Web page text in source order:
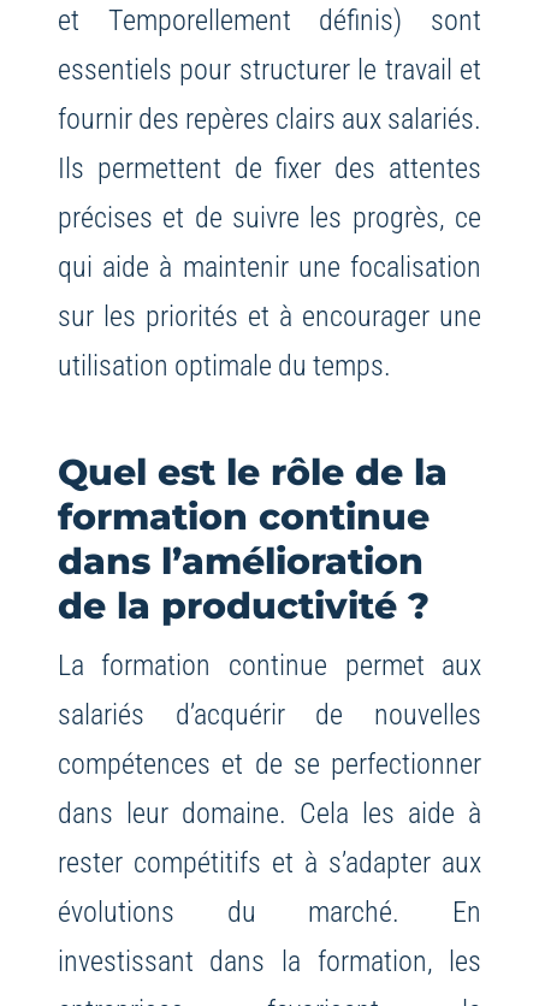
et Temporellement définis) sont
essentiels pour structurer le travail et
fournir des repères clairs aux salariés.
Ils permettent de fixer des attentes
précises et de suivre les progrès, ce
qui aide à maintenir une focalisation
sur les priorités et à encourager une
utilisation optimale du temps.
Quel est le rôle de la
formation continue
dans l’amélioration
de la productivité ?
La formation continue permet aux
salariés d’acquérir de nouvelles
compétences et de se perfectionner
dans leur domaine. Cela les aide à
rester compétitifs et à s’adapter aux
évolutions du marché. En
investissant dans la formation, les